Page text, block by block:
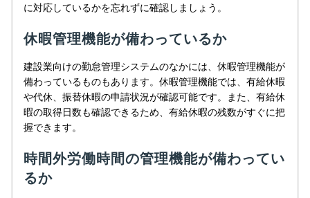
に対応しているかを忘れずに確認しましょう。
休暇管理機能が備わっているか
建設業向けの勤怠管理システムのなかには、休暇管理機能が
備わっているものもあります。休暇管理機能では、有給休暇
や代休、振替休暇の申請状況が確認可能です。また、有給休
暇の取得日数も確認できるため、有給休暇の残数がすぐに把
握できます。
時間外労働時間の管理機能が備わってい
るか